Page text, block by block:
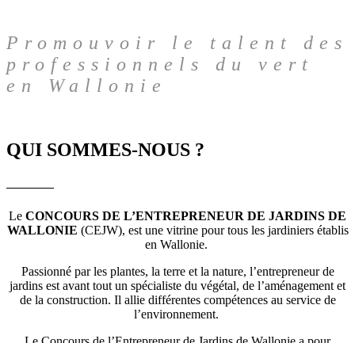
Promouvoir le talent des
professionnels du vert
en Wallonie
QUI SOMMES-NOUS ?
Le CONCOURS DE L’ENTREPRENEUR DE JARDINS DE
WALLONIE (CEJW), est une vitrine pour tous les jardiniers établis
en Wallonie.
Passionné par les plantes, la terre et la nature, l’entrepreneur de
jardins est avant tout un spécialiste du végétal, de l’aménagement et
de la construction. Il allie différentes compétences au service de
l’environnement.